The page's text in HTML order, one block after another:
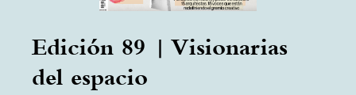
Edición 89 | Visionarias
del espacio